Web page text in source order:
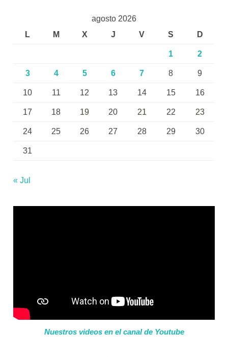
agosto 2026
L
M X J V S D
1 2
3 4 5 6 7 8 9
10 11 12 13 14 15 16
17 18 19 20 21 22 23
24 25 26 27 28 29 30
31
« Jul
Nuestros videos en el canal de Youtube